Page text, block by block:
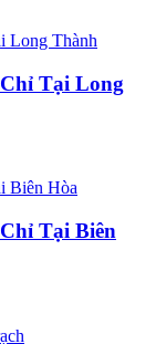
Tại Long
Tại Biên